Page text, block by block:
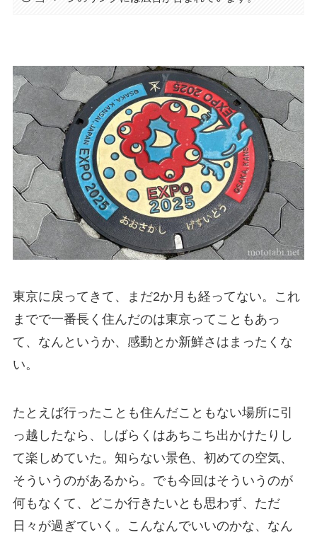
東京に戻ってきて、まだ2か月も経ってない。これ
までで一番長く住んだのは東京ってこともあっ
て、なんというか、感動とか新鮮さはまったくな
い。
たとえば行ったことも住んだこともない場所に引
っ越したなら、しばらくはあちこち出かけたりし
て楽しめていた。知らない景色、初めての空気、
そういうのがあるから。でも今回はそういうのが
何もなくて、どこか行きたいとも思わず、ただ
日々が過ぎていく。こんなんでいいのかな、なん